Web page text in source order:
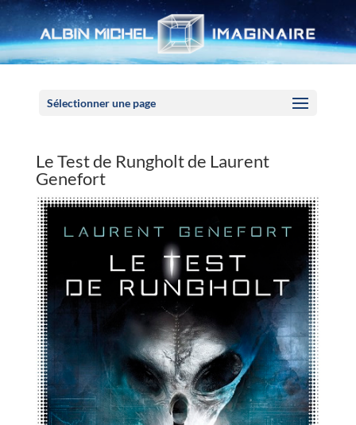
Sélectionner une page
Le Test de Rungholt de Laurent
Genefort
Panneau de gestion des cookies